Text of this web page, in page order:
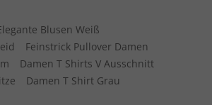
Blusen Weiß
Feinstrick Pullover Damen
Damen T Shirts V Ausschnitt
Damen T Shirt Grau